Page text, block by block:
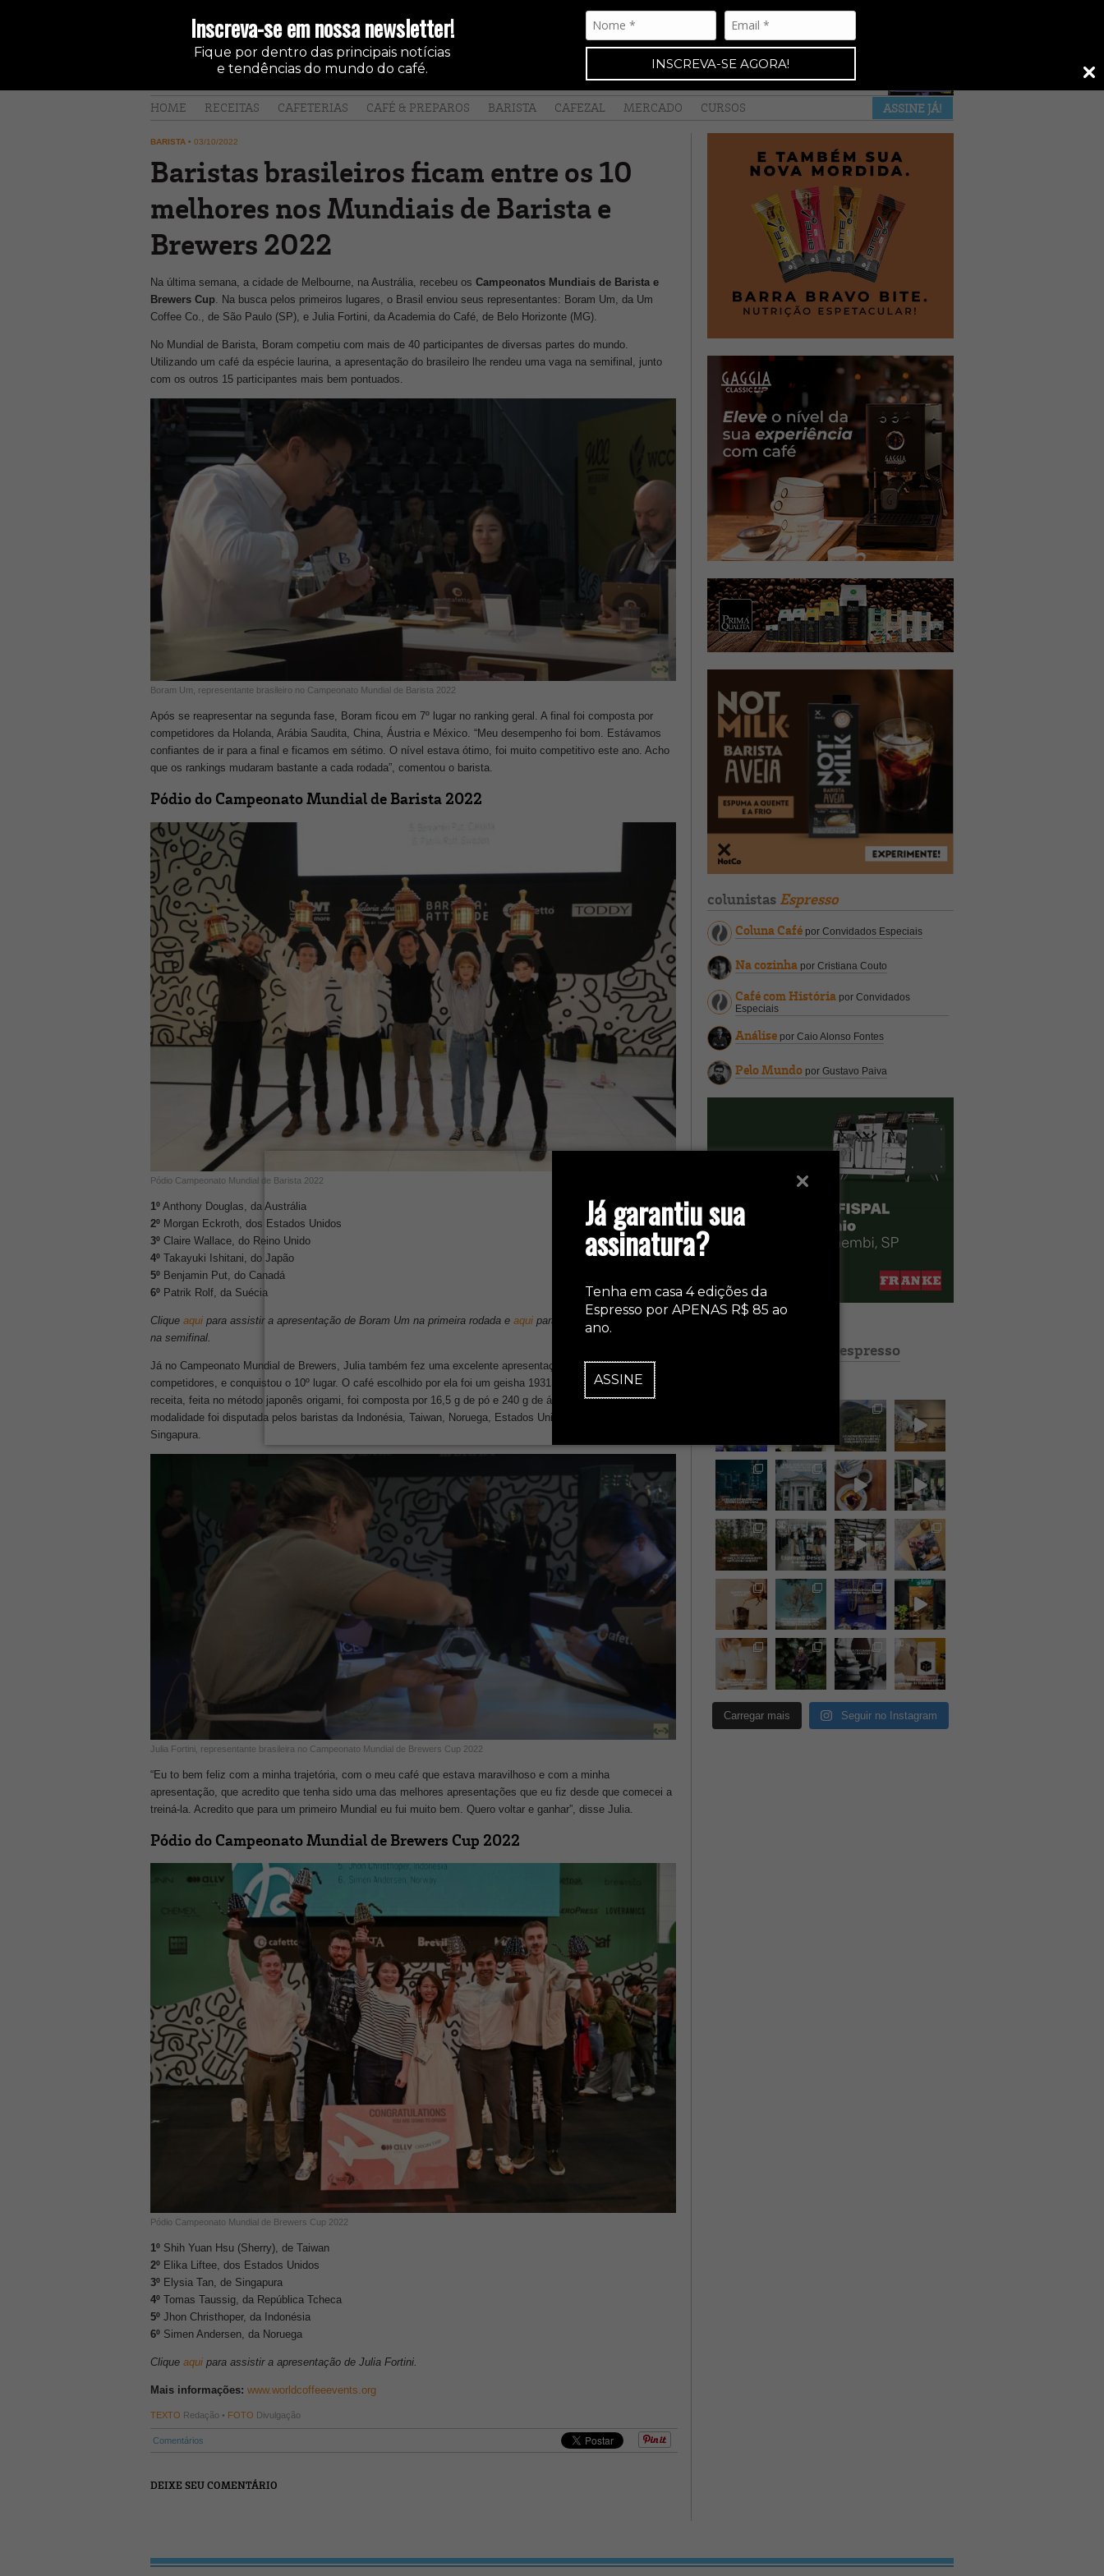
Já garantiu sua
assinatura?
Tenha em casa 4 edições da
Espresso por APENAS R$ 85 ao
ano.
ASSINE
Inscreva-se em nossa newsletter!
Fique por dentro das principais notícias
e tendências do mundo do café.
INSCREVA-SE AGORA!
•NAS BANCAS
HOME RECEITAS CAFETERIAS CAFÉ & PREPAROS BARISTA CAFEZAL MERCADO ASSINE JÁ!
CURSOS
BARISTA • 03/10/2022
Baristas brasileiros ficam entre os 10
melhores nos Mundiais de Barista e
Brewers 2022
Na última semana, a cidade de Melbourne, na Austrália, recebeu os Campeonatos Mundiais de Barista e
Brewers Cup. Na busca pelos primeiros lugares, o Brasil enviou seus representantes: Boram Um, da Um
Coffee Co., de São Paulo (SP), e Julia Fortini, da Academia do Café, de Belo Horizonte (MG).
No Mundial de Barista, Boram competiu com mais de 40 participantes de diversas partes do mundo.
Utilizando um café da espécie laurina, a apresentação do brasileiro lhe rendeu uma vaga na semifinal, junto
com os outros 15 participantes mais bem pontuados.
Boram Um, representante brasileiro no Campeonato Mundial de Barista 2022
Após se reapresentar na segunda fase, Boram ficou em 7º lugar no ranking geral. A final foi composta por
competidores da Holanda, Arábia Saudita, China, Áustria e México. “Meu desempenho foi bom. Estávamos
confiantes de ir para a final e ficamos em sétimo. O nível estava ótimo, foi muito competitivo este ano. Acho
que os rankings mudaram bastante a cada rodada”, comentou o barista.
Pódio do Campeonato Mundial de Barista 2022
Pódio Campeonato Mundial de Barista 2022
1º Anthony Douglas, da Austrália
2º Morgan Eckroth, dos Estados Unidos
3º Claire Wallace, do Reino Unido
4º Takayuki Ishitani, do Japão
5º Benjamin Put, do Canadá
6º Patrik Rolf, da Suécia
Clique aqui para assistir a apresentação de Boram Um na primeira rodada e aqui para conferir a apresentação
na semifinal.
Já no Campeonato Mundial de Brewers, Julia também fez uma excelente apresentação ao lado de outros 34
competidores, e conquistou o 10º lugar. O café escolhido por ela foi um geisha 1931, cultivado na Etiópia. Sua
receita, feita no método japonês origami, foi composta por 16,5 g de pó e 240 g de água. A final desta
modalidade foi disputada pelos baristas da Indonésia, Taiwan, Noruega, Estados Unidos, República Tcheca e
Singapura.
Julia Fortini, representante brasileira no Campeonato Mundial de Brewers Cup 2022
“Eu to bem feliz com a minha trajetória, com o meu café que estava maravilhoso e com a minha
apresentação, que acredito que tenha sido uma das melhores apresentações que eu fiz desde que comecei a
treiná-la. Acredito que para um primeiro Mundial eu fui muito bem. Quero voltar e ganhar”, disse Julia.
Pódio do Campeonato Mundial de Brewers Cup 2022
Pódio Campeonato Mundial de Brewers Cup 2022
1º Shih Yuan Hsu (Sherry), de Taiwan
2º Elika Liftee, dos Estados Unidos
3º Elysia Tan, de Singapura
4º Tomas Taussig, da República Tcheca
5º Jhon Christhoper, da Indonésia
6º Simen Andersen, da Noruega
Clique aqui para assistir a apresentação de Julia Fortini.
Mais informações: www.worldcoffeeevents.org
TEXTO Redação • FOTO Divulgação
Comentários
DEIXE SEU COMENTÁRIO
colunistas Espresso
Coluna Café por Convidados Especiais
Na cozinha por Cristiana Couto
Café com História por Convidados
Especiais
Análise por Caio Alonso Fontes
Pelo Mundo por Gustavo Paiva
revistaespresso
Carregar mais Seguir no Instagram